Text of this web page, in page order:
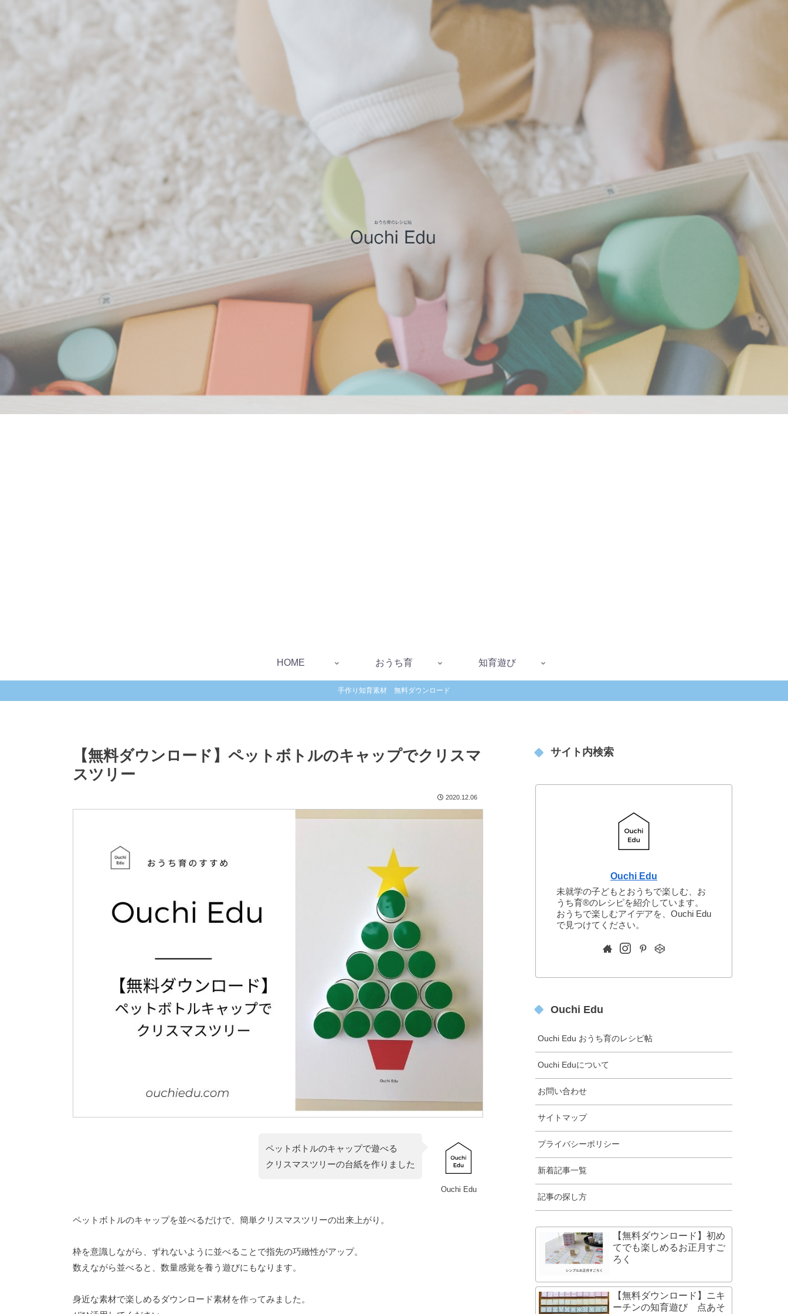
HOME おうち育 知育遊び
手作り知育素材 無料ダウンロード
【無料ダウンロード】ペットボトルのキャップでクリスマ
スツリー
2020.12.06
Ouchi Edu
ペットボトルのキャップで遊べる
クリスマスツリーの台紙を作りました
ペットボトルのキャップを並べるだけで、簡単クリスマスツリーの出来上がり。
枠を意識しながら、ずれないように並べることで指先の巧緻性がアップ。
数えながら並べると、数量感覚を養う遊びにもなります。
身近な素材で楽しめるダウンロード素材を作ってみました。
サイト内検索
Ouchi Edu
未就学の子どもとおうちで楽しむ、お
うち育®︎のレシピを紹介しています。
おうちで楽しむアイデアを、Ouchi Edu
で見つけてください。
Ouchi Edu
Ouchi Edu おうち育のレシピ帖
Ouchi Eduについて
お問い合わせ
サイトマップ
プライバシーポリシー
新着記事一覧
記事の探し方
【無料ダウンロード】初め
てでも楽しめるお正月すご
ろく
【無料ダウンロード】ニキ
ーチンの知育遊び 点あそ